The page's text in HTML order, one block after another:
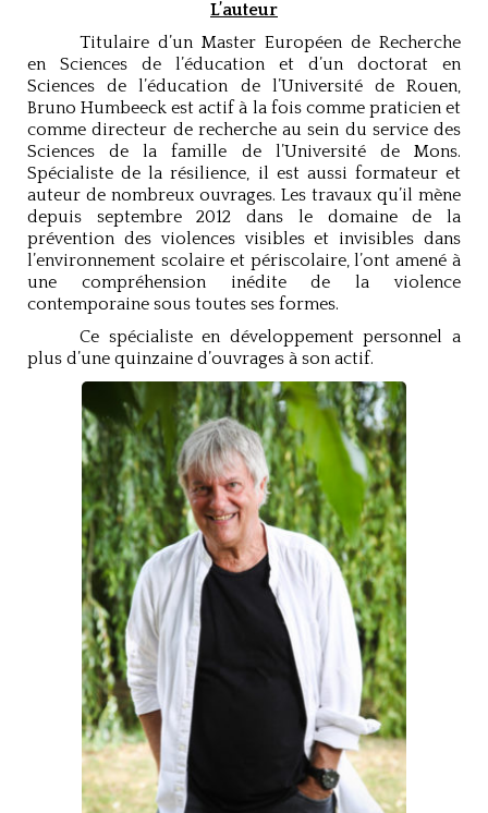
L’auteur
Titulaire d’un Master Européen de Recherche
en Sciences de l’éducation et d’un doctorat en
Sciences de l’éducation de l’Université de Rouen,
Bruno Humbeeck est actif à la fois comme praticien et
comme directeur de recherche au sein du service des
Sciences de la famille de l’Université de Mons.
Spécialiste de la résilience, il est aussi formateur et
auteur de nombreux ouvrages. Les travaux qu’il mène
depuis septembre 2012 dans le domaine de la
prévention des violences visibles et invisibles dans
l’environnement scolaire et périscolaire, l’ont amené à
une compréhension inédite de la violence
contemporaine sous toutes ses formes.
Ce spécialiste en développement personnel a
plus d’une quinzaine d’ouvrages à son actif.